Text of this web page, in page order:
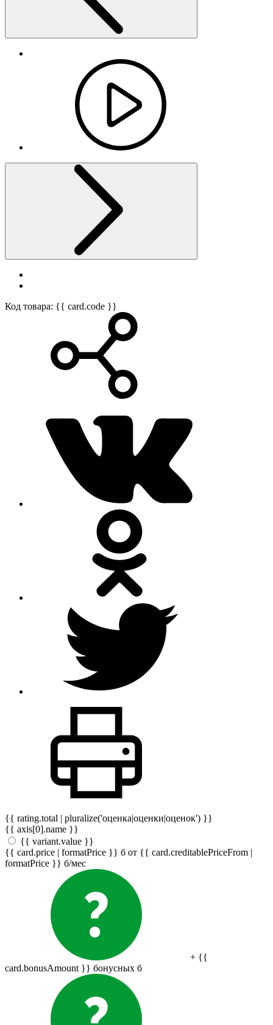
Код товара: {{ card.code }}
{{ rating.total | pluralize('оценка|оценки|оценок') }}
{{ axis[0].name }}
{{ variant.value }}
{{ card.price | formatPrice }} б от {{ card.creditablePriceFrom |
formatPrice }} б/мес
+ {{
card.bonusAmount }} бонусных б